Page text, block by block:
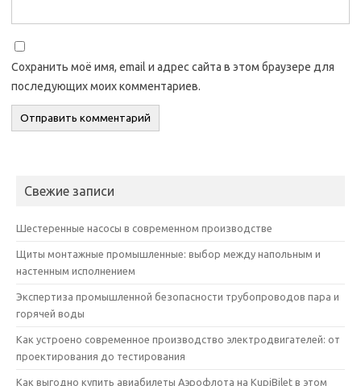
Сохранить моё имя, email и адрес сайта в этом браузере для
последующих моих комментариев.
Свежие записи
Шестеренные насосы в современном производстве
Щиты монтажные промышленные: выбор между напольным и
настенным исполнением
Экспертиза промышленной безопасности трубопроводов пара и
горячей воды
Как устроено современное производство электродвигателей: от
проектирования до тестирования
Как выгодно купить авиабилеты Аэрофлота на KupiBilet в этом